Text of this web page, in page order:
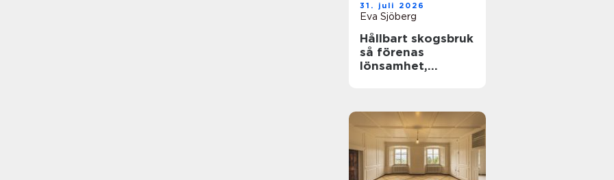
31. juli 2026
Eva Sjöberg
Hållbart skogsbruk
så förenas
lönsamhet,